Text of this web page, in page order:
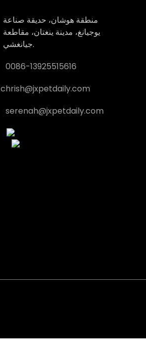
للكلاب الكبيرة
منطقة هوشان، حديقة صناعة
يوجيانغ، مدينة ينغتان، مقاطعة
جيانغشي.
0086-13925515616
chrish@jxpetdaily.com
serenah@jxpetdaily.com